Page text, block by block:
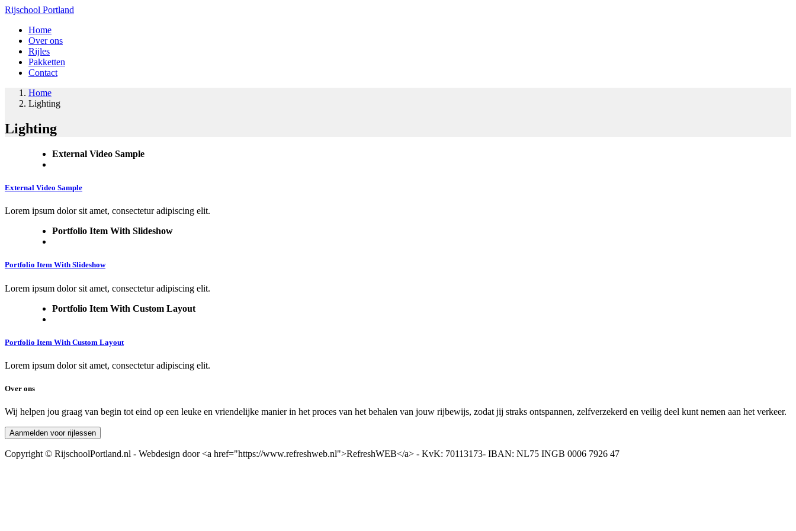
Rijschool Portland
Home
Over ons
Rijles
Pakketten
Contact
Home
Lighting
Lighting
External Video Sample
External Video Sample
Lorem ipsum dolor sit amet, consectetur adipiscing elit.
Portfolio Item With Slideshow
Portfolio Item With Slideshow
Lorem ipsum dolor sit amet, consectetur adipiscing elit.
Portfolio Item With Custom Layout
Portfolio Item With Custom Layout
Lorem ipsum dolor sit amet, consectetur adipiscing elit.
Over ons
Wij helpen jou graag van begin tot eind op een leuke en vriendelijke manier in het proces van het behalen van jouw rijbewijs, zodat jij straks ontspannen, zelfverzekerd en veilig deel kunt nemen aan het verkeer.
Aanmelden voor rijlessen
Copyright © RijschoolPortland.nl - Webdesign door <a href="https://www.refreshweb.nl">RefreshWEB</a> - KvK: 70113173- IBAN: NL75 INGB 0006 7926 47